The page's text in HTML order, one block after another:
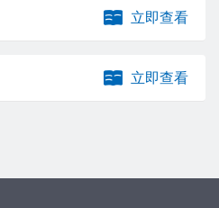
立即查看
立即查看